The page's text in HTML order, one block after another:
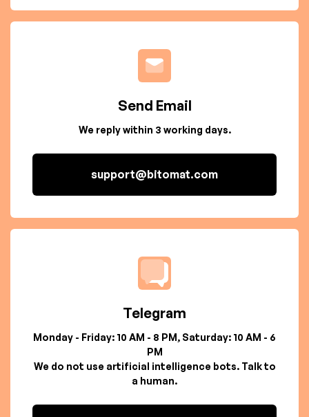
Send Email
We reply within 3 working days.
support@bitomat.com
Telegram
Monday - Friday: 10 AM - 8 PM, Saturday: 10 AM - 6
PM
We do not use artificial intelligence bots. Talk to
a human.